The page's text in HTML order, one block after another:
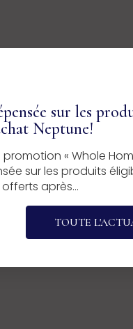
sur les
Neptune!
« Whole
sur les produits
après…
TOUTE